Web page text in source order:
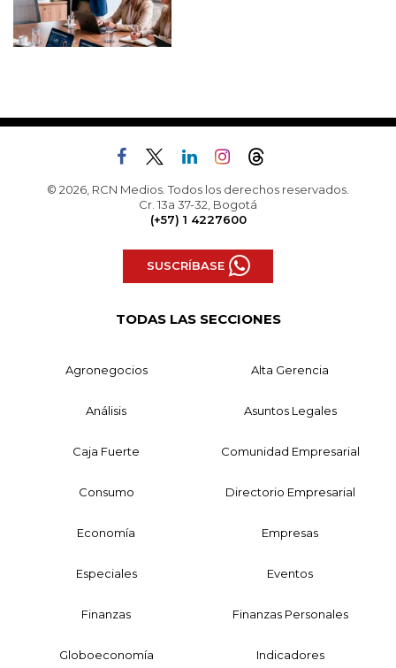
© 2026, RCN Medios. Todos los derechos reservados.
Cr. 13a 37-32, Bogotá
(+57) 1 4227600
SUSCRÍBASE
TODAS LAS SECCIONES
Agronegocios Alta Gerencia
Análisis Asuntos Legales
Caja Fuerte Comunidad Empresarial
Consumo Directorio Empresarial
Economía Empresas
Especiales Eventos
Finanzas Finanzas Personales
Globoeconomía Indicadores